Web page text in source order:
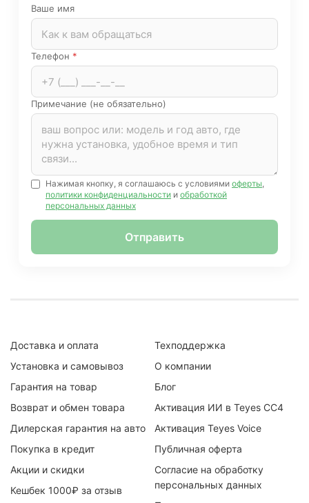
Ваше имя
Телефон *
Примечание (не обязательно)
Нажимая кнопку, я соглашаюсь с условиями оферты,
политики конфиденциальности и обработкой
персональных данных
Отправить
Доставка и оплата
Установка и самовывоз
Гарантия на товар
Возврат и обмен товара
Дилерская гарантия на авто
Покупка в кредит
Акции и скидки
Кешбек 1000₽ за отзыв
Техподдержка
О компании
Блог
Активация ИИ в Teyes CC4
Активация Teyes Voice
Публичная оферта
Согласие на обработку
персональных данных